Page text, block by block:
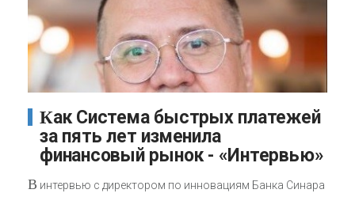
Как Система быстрых платежей
за пять лет изменила
финансовый рынок - «Интервью»
В интервью с директором по инновациям Банка Синара